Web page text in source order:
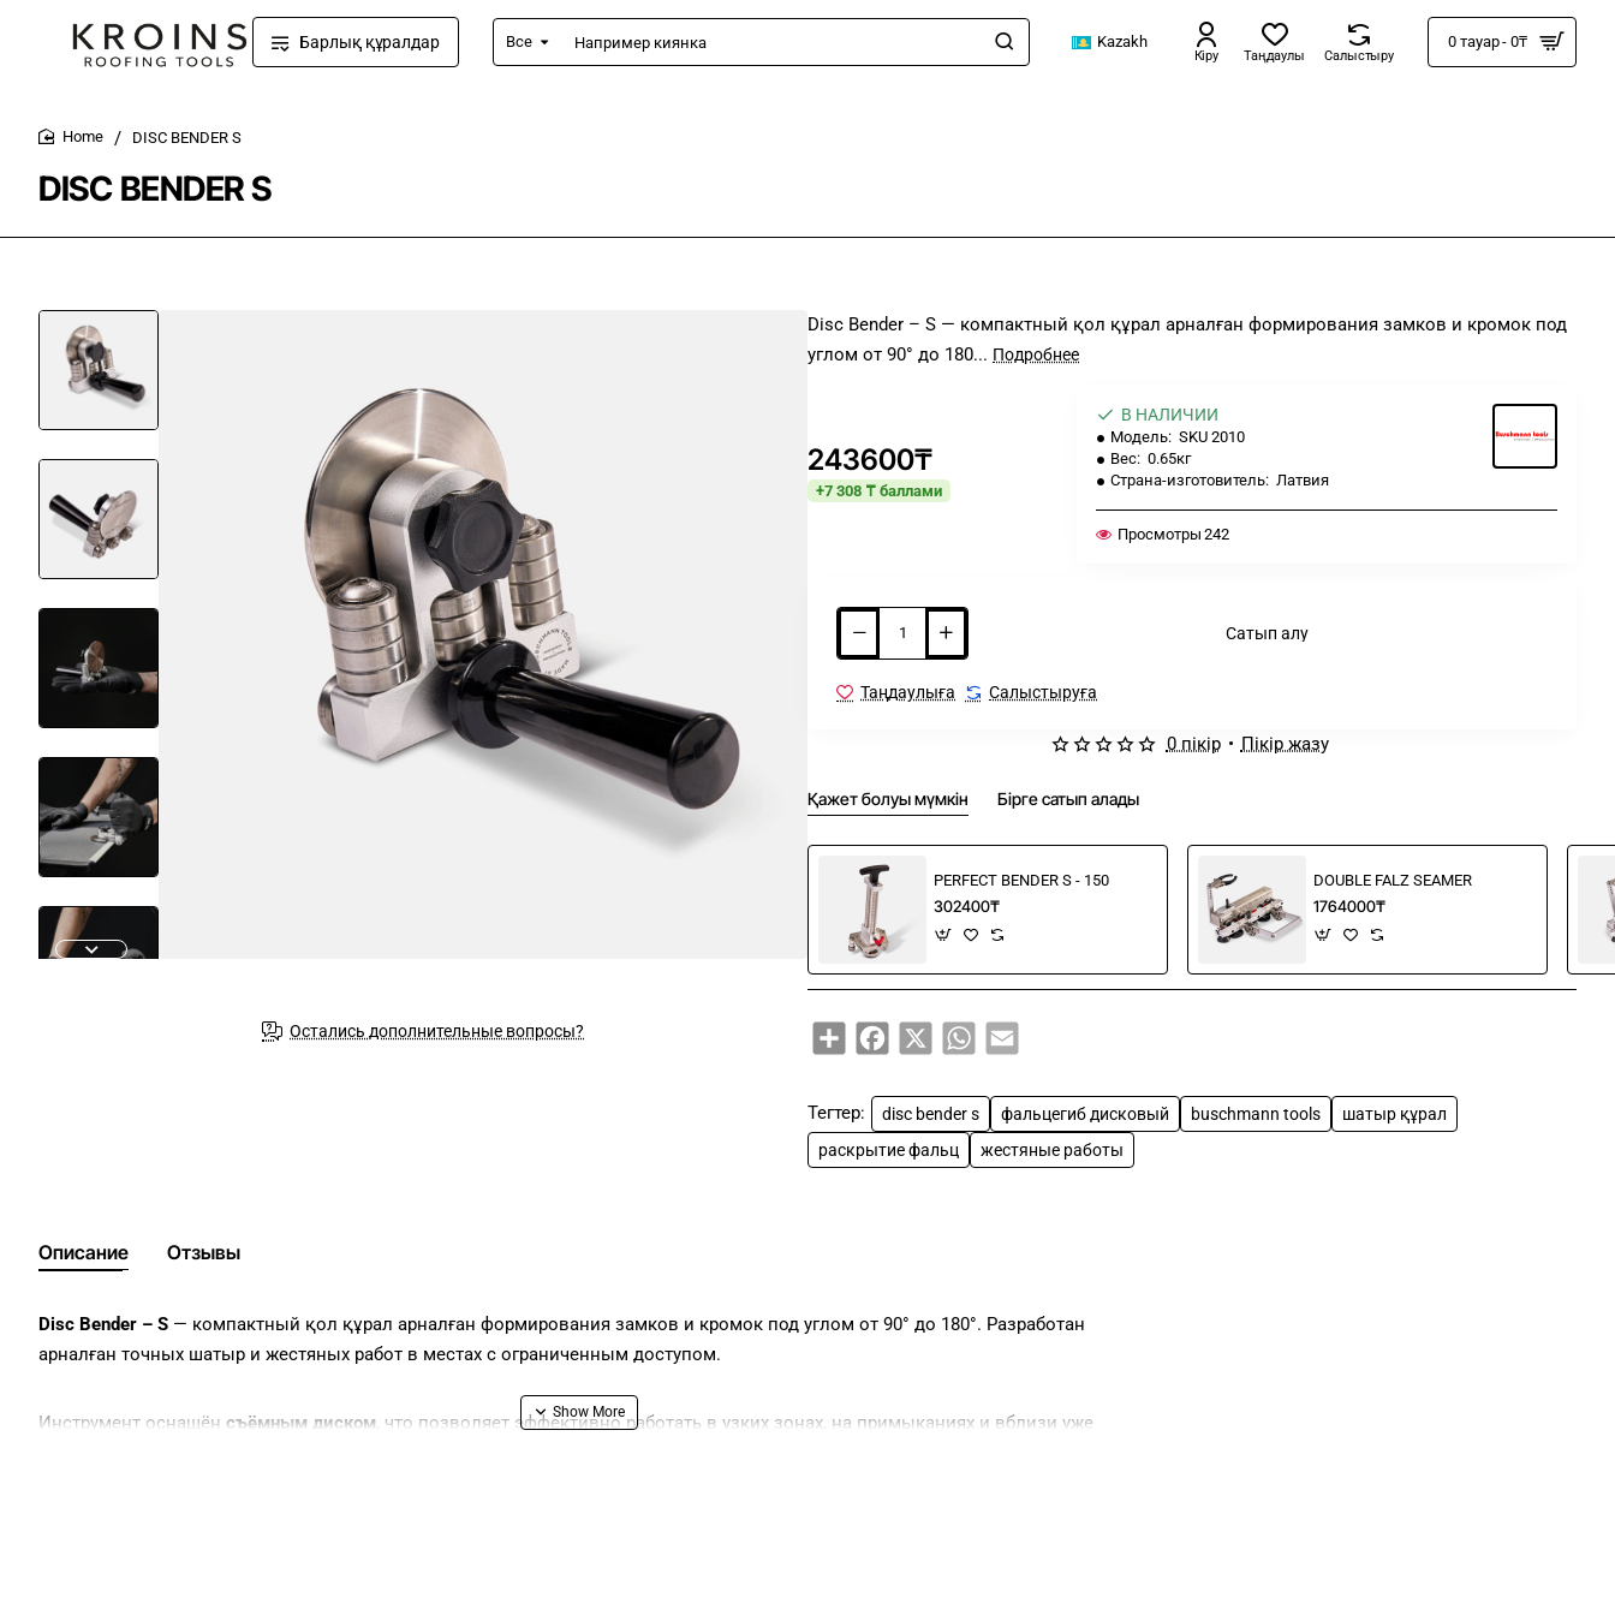
Барлық құралдар Все
Например
киянка
Kazakh
Кіру Таңдаулы Салыстыру
0 тауар - 0₸
DISC BENDER S
DISC BENDER S
Остались дополнительные вопросы?
Disc Bender – S — компактный қол құрал арналған формирования замков и кромок под
углом от 90° до 180...
0 пікір • Пікір жазу
243600₸
+7 308 ₸ баллами
В НАЛИЧИИ
Модель: SKU 2010
Вес: 0.65кг
Страна-изготовитель: Латвия
Просмотры 242
Сатып алу
Таңдаулыға Салыстыруға
Қажет болуы мүмкін Бірге сатып алады
PERFECT BENDER S - 150
302400₸
DOUBLE FALZ SEAMER
1764000₸
Share Facebook
X WhatsAppEmail
Тегтер: disc bender s фальцегиб дисковый buschmann tools
шатыр құрал
раскрытие фальц
жестяные работы
Описание Отзывы
Disc Bender – S — компактный қол құрал арналған формирования замков и кромок под углом от 90° до 180°. Разработан
арналған точных шатыр и жестяных работ в местах с ограниченным доступом.
Инструмент оснащён съёмным диском , что позволяет эффективно работать в узких зонах, на примыканиях и вблизи уже